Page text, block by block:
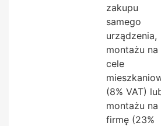
zakupu
samego
urządzenia,
montażu na
cele
(8% VAT)
montażu na
firmę (23%